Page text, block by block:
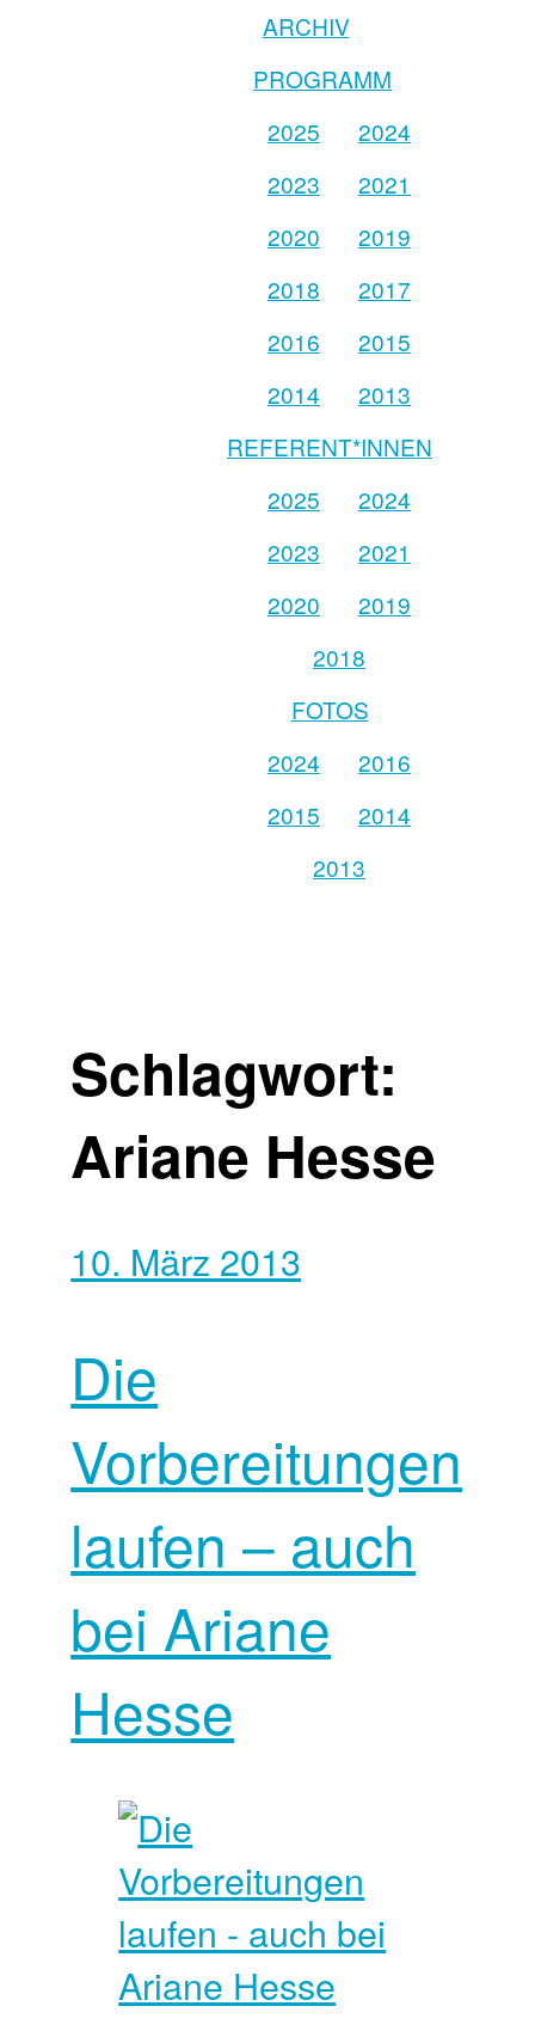
ARCHIV
PROGRAMM
2025
2024
2023
2021
2020
2019
2018
2017
2016
2015
2014
2013
REFERENT*INNEN
2025
2024
2023
2021
2020
2019
2018
FOTOS
2024
2016
2015
2014
2013
Schlagwort:
Ariane Hesse
10. März 2013
Die
Vorbereitungen
laufen – auch
bei Ariane
Hesse